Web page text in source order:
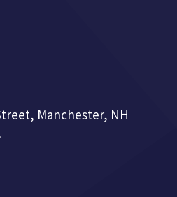
Manchester, NH